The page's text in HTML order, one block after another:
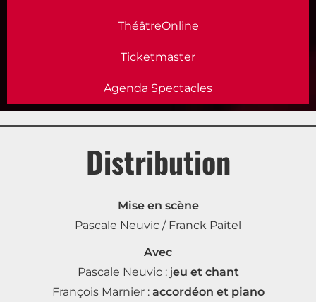
ThéâtreOnline
Ticketmaster
Agenda Spectacles
Distribution
Mise en scène
Pascale Neuvic / Franck Paitel
Avec
Pascale Neuvic : jeu et chant
François Marnier : accordéon et piano